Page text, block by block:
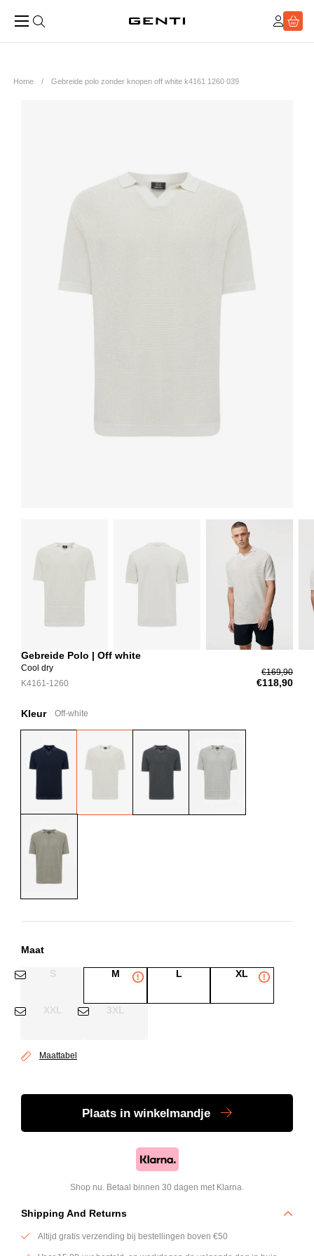
Home Gebreide polo zonder knopen off white k4161 1260 039
Gebreide Polo | Off white
Cool dry
K4161-1260
€169,90
€118,90
Kleur Off-white
Maat
S M L XL
XXL 3XL
Maattabel
Plaats in winkelmandje
Shop nu. Betaal binnen 30 dagen met Klarna.
Shipping And Returns
Altijd gratis verzending bij bestellingen boven €50